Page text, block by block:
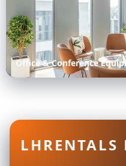
Office & Conference
LHRENTALS